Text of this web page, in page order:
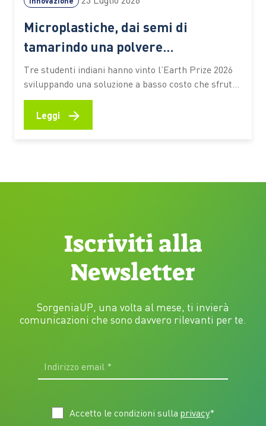
Microplastiche, dai semi di
tamarindo una polvere
biodegradabile che depura l’acqua
senza elettricità
Tre studenti indiani hanno vinto l’Earth Prize 2026
sviluppando una soluzione a basso costo che sfrutta
materiali naturali e particelle magnetiche per
catturare gli inquinanti. Un’idea che potrebbe
Leggi →
Iscriviti alla
Newsletter
SorgeniaUP, una volta al mese, ti invierà
comunicazioni che sono davvero rilevanti per te.
Accetto le condizioni sulla privacy*